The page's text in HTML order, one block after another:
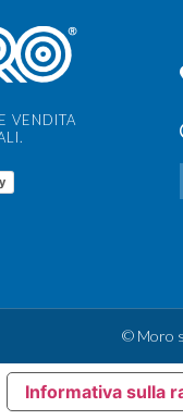
VENDITA
© Moro
Informativa sulla